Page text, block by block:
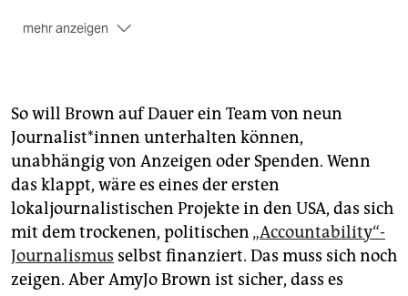
mehr anzeigen
So will Brown auf Dauer ein Team von neun
Journalist*innen unterhalten können,
unabhängig von Anzeigen oder Spenden. Wenn
das klappt, wäre es eines der ersten
lokaljournalistischen Projekte in den USA, das sich
mit dem trockenen, politischen „Accountability“-
Journalismus selbst finanziert. Das muss sich noch
zeigen. Aber AmyJo Brown ist sicher, dass es